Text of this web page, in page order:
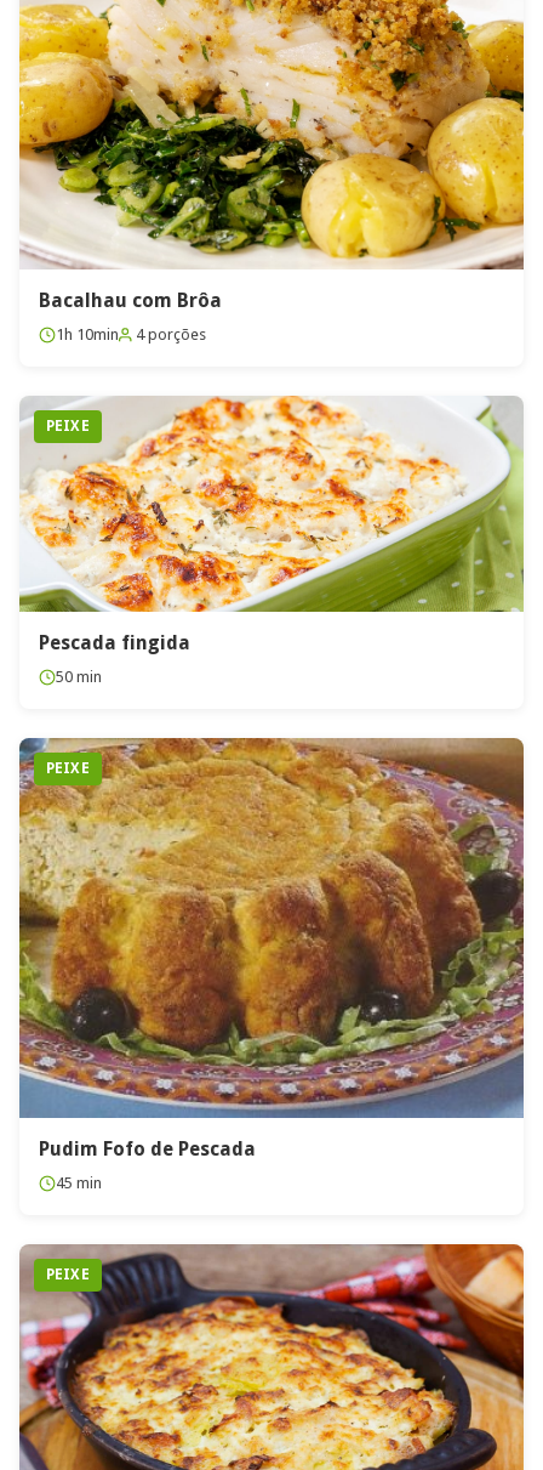
Bacalhau com Brôa
1h 10min 4 porções
PEIXE
Pescada fingida
50 min
PEIXE
Pudim Fofo de Pescada
45 min
PEIXE